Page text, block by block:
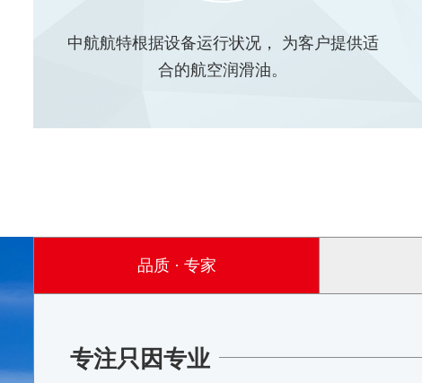
中航航特根据设备运行状况， 为客户提供适
合的航空润滑油。
品质 · 专家
专注只因专业